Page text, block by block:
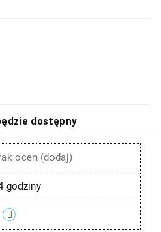
dostępny
ocen (dodaj)
godziny